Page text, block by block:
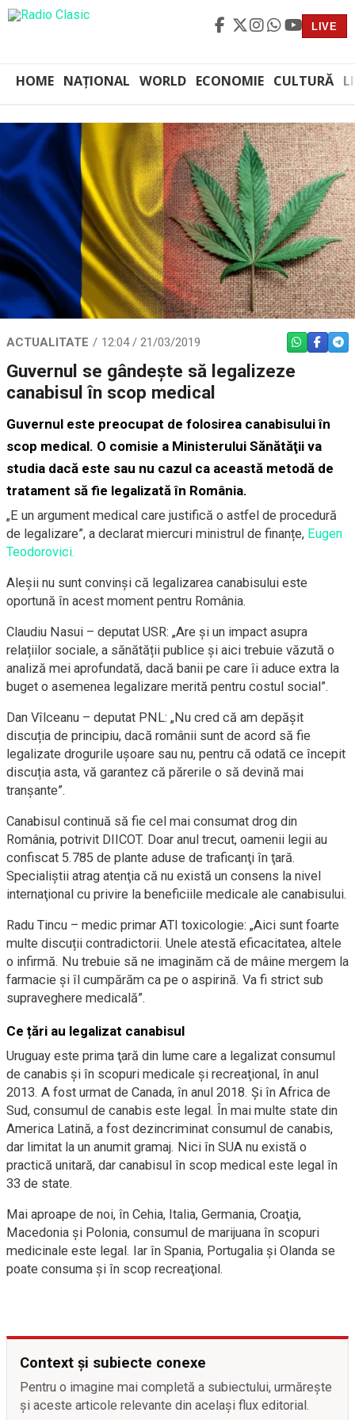
LIVE
HOME NAȚIONAL WORLD ECONOMIE CULTURĂ
ACTUALITATE 12:04 / 21/03/2019 WHATSAPP
Guvernul se gândește să legalizeze
canabisul în scop medical
Guvernul este preocupat de folosirea canabisului în
scop medical. O comisie a Ministerului Sănătăţii va
studia dacă este sau nu cazul ca această metodă de
tratament să fie legalizată în România.
„E un argument medical care justifică o astfel de procedură
de legalizare”, a declarat miercuri ministrul de finanțe, Eugen
Teodorovici.
Aleşii nu sunt convinşi că legalizarea canabisului este
oportună în acest moment pentru România.
Claudiu Nasui – deputat USR: „Are și un impact asupra
relațiilor sociale, a sănătății publice și aici trebuie văzută o
analiză mei aprofundată, dacă banii pe care îi aduce extra la
buget o asemenea legalizare merită pentru costul social”.
Dan Vîlceanu – deputat PNL: „Nu cred că am depășit
discuția de principiu, dacă românii sunt de acord să fie
legalizate drogurile ușoare sau nu, pentru că odată ce începit
discuția asta, vă garantez că părerile o să devină mai
tranșante”.
Canabisul continuă să fie cel mai consumat drog din
România, potrivit DIICOT. Doar anul trecut, oamenii legii au
confiscat 5.785 de plante aduse de traficanţi în ţară.
Specialiştii atrag atenţia că nu există un consens la nivel
internaţional cu privire la beneficiile medicale ale canabisului.
Radu Tincu – medic primar ATI toxicologie: „Aici sunt foarte
multe discuții contradictorii. Unele atestă eficacitatea, altele
o infirmă. Nu trebuie să ne imaginăm că de mâine mergem la
farmacie și îl cumpărăm ca pe o aspirină. Va fi strict sub
supraveghere medicală”.
Ce țări au legalizat canabisul
Uruguay este prima ţară din lume care a legalizat consumul
de canabis şi în scopuri medicale şi recreaţional, în anul
2013. A fost urmat de Canada, în anul 2018. Şi în Africa de
Sud, consumul de canabis este legal. În mai multe state din
America Latină, a fost dezincriminat consumul de canabis,
dar limitat la un anumit gramaj. Nici în SUA nu există o
practică unitară, dar canabisul în scop medical este legal în
33 de state.
Mai aproape de noi, în Cehia, Italia, Germania, Croaţia,
Macedonia şi Polonia, consumul de marijuana în scopuri
medicinale este legal. Iar în Spania, Portugalia şi Olanda se
poate consuma şi în scop recreaţional.
Context și subiecte conexe
Pentru o imagine mai completă a subiectului, urmărește
și aceste articole relevante din același flux editorial.